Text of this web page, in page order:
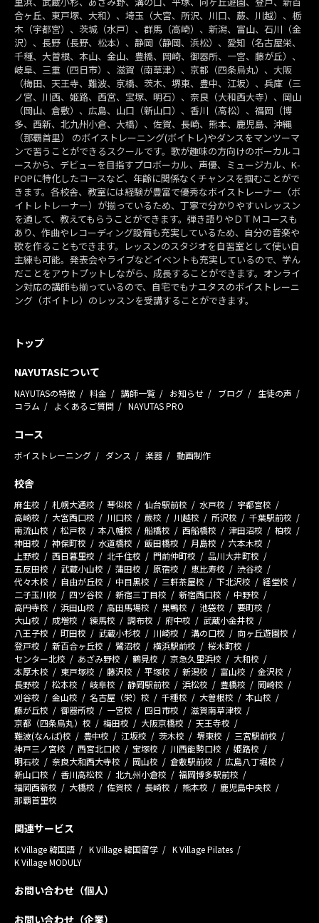
合ヶ丘、東戸塚、大和）、埼玉（大宮、所沢、川口、蕨、川越）、栃
木（宇都宮）、茨城（水戸）、群馬（高崎）、新潟、富山、石川（金
沢）、長野（長野、松本）、静岡（静岡、浜松）、愛知（名古屋栄、
千種、大曽根、本山、金山、豊橋、岡崎、御器所、一宮、藤が丘）、
岐阜、三重（四日市）、滋賀（南草津）、京都（四条烏丸）、大阪
（梅田、天王寺、難波、京橋、茨木、堺東、豊中、江坂）、兵庫（三
ノ宮、川西、姫路、西宮、宝塚、明石）、奈良（大和西大寺）、岡山
（岡山、倉敷）、広島、山口（新山口）、香川（高松）、福岡（博
多、西新、北九州小倉、大橋）、佐賀、長崎、熊本、鹿児島、沖縄
（那覇首里） のボイストレーニング(ボイトレ)やダンスをマンツーマ
ンで習うことができるスクールです。歌が趣味の方向けのボーカルコ
ースから、デビューを目指すプロボーカル、声優、ミュージカル、K-
POPに特化したコースなど、年齢に関係なくチャンスを掴むことがで
きます。各校舎、教室には経験が豊富で優秀なボイストレーナー（ボ
イトレトレーナー）が揃っているため、丁寧で分かりやすいレッスン
を通して、教えてもらうことができます。弾き語りやＤＴＭコースも
あり、作曲やレコーディング設備も充実しているため、自分の音楽や
歌を作ることもできます。レッスンのスタジオを自習室として使い自
主練も可能。発表会やライブなどイベントも充実しているので、学ん
だことをアウトプットしながら、成長することができます。オンライ
ン対応の講師も揃っているので、自宅でもナユタスのボイストレーニ
ング（ボイトレ）のレッスンを受講することができます。
トップ
NAYUTASについて
NAYUTASの特徴 料金 講師一覧 お知らせ ブログ
生徒の声
コラム
よくあるご質問 NAYUTAS PRO
コース
ボイストレーニング ダンス 楽器 動画制作
校舎
麻生校 札幌大通校 琴似校 仙台駅前校 水戸校
宇都宮校
高崎校
大宮西口校 川口校 蕨校 川越校 所沢校
千葉駅前校
南流山校
松戸校 本八幡校 船橋校 西船橋校 津田沼校
柏校
神田校
神保町校 水道橋校 飯田橋校 月島校
六本木校
上野校
西日暮里校 北千住校 門前仲町校
品川大井町校
五反田校
武蔵小山校 蒲田校 原宿校 恵比寿校
渋谷校
代々木校
自由が丘校 中目黒校 三軒茶屋校 下北沢校
経堂校
二子玉川校
四ツ谷校 新宿三丁目校 新宿西口校
中野校
高円寺校
浜田山校 高田馬場校 巣鴨校 池袋校
要町校
大山校
成増校 練馬校 調布校 府中校
武蔵小金井校
八王子校
町田校 武蔵小杉校 川崎校 溝の口校
向ヶ丘遊園校
登戸校
新百合ヶ丘校 鷺沼校 横浜駅前校
桜木町校
センター北校
あざみ野校 鶴見校 京急久里浜校
大和校
本厚木校
東戸塚校 藤沢校 平塚校 新潟校 富山校
金沢校
長野校
松本校 岐阜校 静岡駅前校 浜松校 豊橋校
岡崎校
刈谷校
金山校 名古屋（栄）校 千種校 大曽根校
本山校
藤が丘校
御器所校 一宮校 四日市校
滋賀南草津校
京都（四条烏丸）校
梅田校 大阪京橋校
天王寺校
難波(なんば)校
豊中校 江坂校 茨木校 堺東校
三宮駅前校
神戸三ノ宮校
西宮北口校 宝塚校 川西能勢口校
姫路校
明石校
奈良大和西大寺校 岡山校 倉敷駅前校
広島八丁堀校
新山口校
香川高松校 北九州小倉校
福岡博多駅前校
福岡西新校
大橋校 佐賀校 長崎校 熊本校
鹿児島中央校
那覇首里校
関連サービス
K Village 韓国語 K Village 韓国留学
K Village Pilates
K Village MODULY
お問い合わせ（個人）
お問い合わせ（企業）